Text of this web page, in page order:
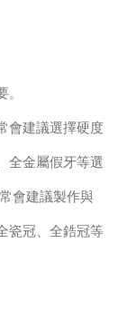
會建議選擇硬度
全金屬假牙等選
會建議製作與
瓷冠、全鋯冠等